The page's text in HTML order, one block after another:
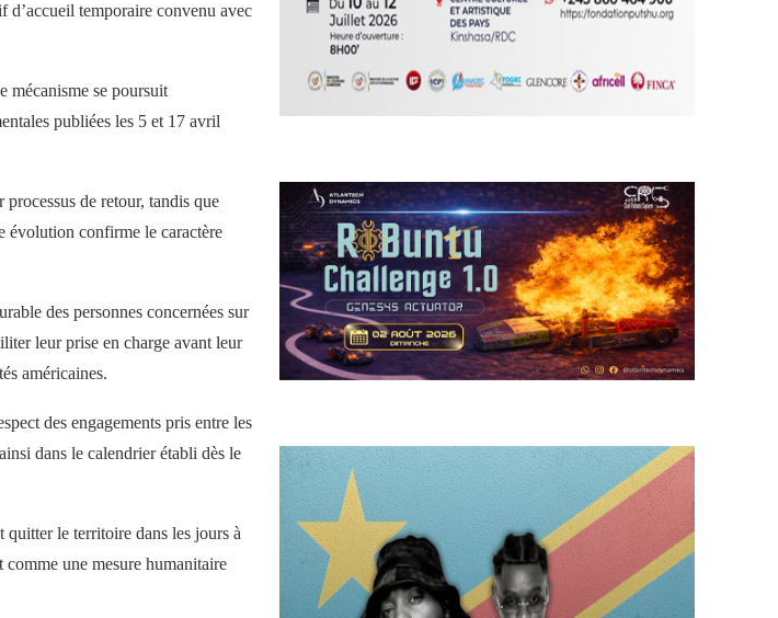
d’accueil temporaire convenu avec
mécanisme se poursuit
publiées les 5 et 17 avril
de retour, tandis que
évolution confirme le caractère
des personnes concernées sur
leur prise en charge avant leur
américaines.
des engagements pris entre les
dans le calendrier établi dès le
quitter le territoire dans les jours à
comme une mesure humanitaire